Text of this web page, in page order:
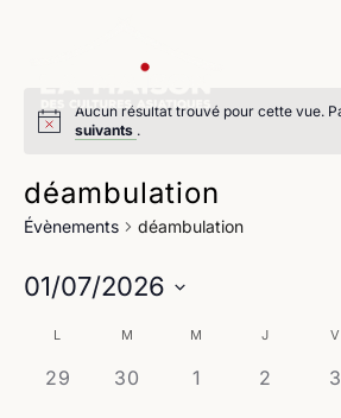
Aucun résultat trouvé pour cette vue.
suivants .
déambulation
Évènements déambulation
01/07/2026
date.
Calendrier
de
L M M J V
0
29
0
30
0
1
0
2
0
3